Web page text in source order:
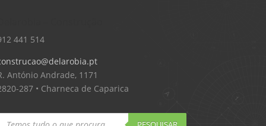
441 514
António Andrade, 1171
287 • Charneca de Caparica